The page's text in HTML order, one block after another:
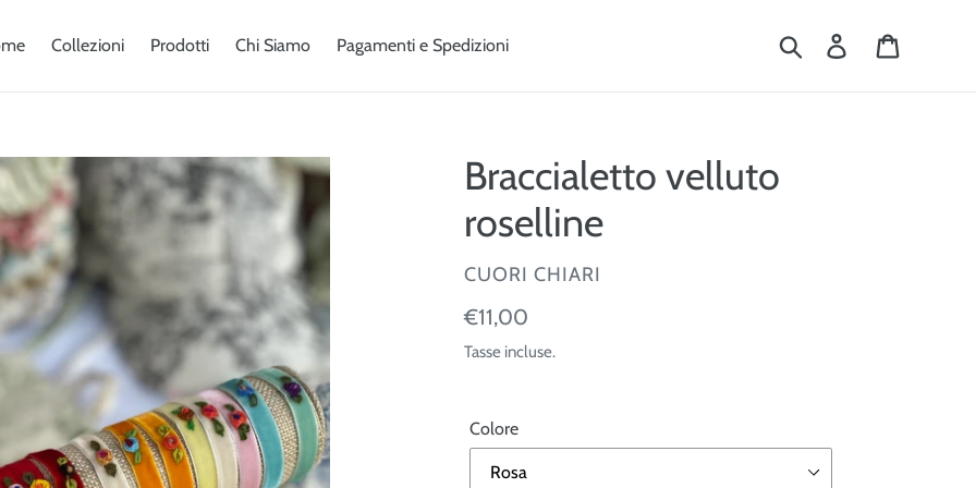
Collezioni Prodotti Chi Siamo Pagamenti e Spedizioni Cerca Accedi
Braccialetto velluto
roselline
VENDITORE
CUORI CHIARI
Prezzo
di
€11,00
Tasse incluse.
Colore